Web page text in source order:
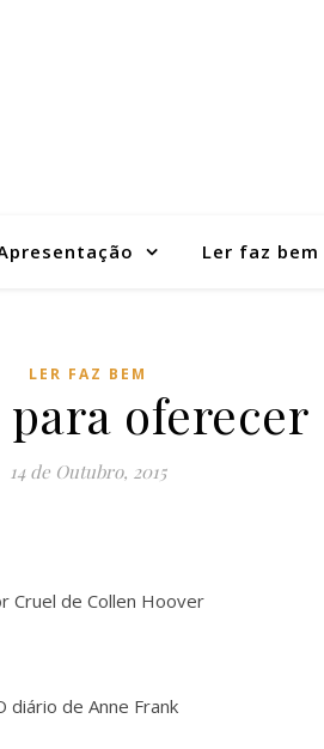
Ler faz
LER FAZ BEM
oferecer
14 de Outubro, 2015
Cruel de Collen Hoover
diário de Anne Frank